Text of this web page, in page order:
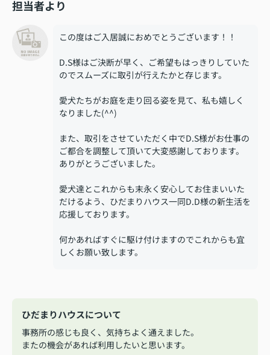
担当者より
この度はご入居誠におめでとうございます！！
D.S様はご決断が早く、ご希望もはっきりしていた
のでスムーズに取引が行えたかと存じます。
愛犬たちがお庭を走り回る姿を見て、私も嬉しく
なりました(^^)
また、取引をさせていただく中でD.S様がお仕事の
ご都合を調整して頂いて大変感謝しております。
ありがとうございました。
愛犬達とこれからも末永く安心してお住まいいた
だけるよう、ひだまりハウス一同D.D様の新生活を
応援しております。
何かあればすぐに駆け付けますのでこれからも宜
しくお願い致します。
ひだまりハウスについて
事務所の感じも良く、気持ちよく通えました。
またの機会があれば利用したいと思います。